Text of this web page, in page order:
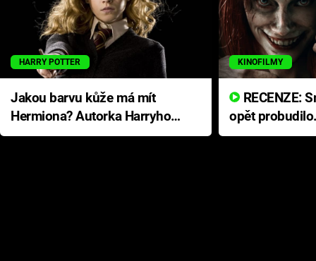
HARRY POTTER
Jakou barvu kůže má mít
Hermiona? Autorka Harryho
Pottera přišla s ráznou
KINOFILMY
opět
přichází s